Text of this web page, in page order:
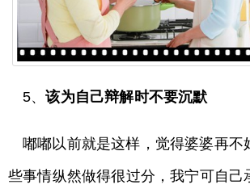
5、该为自己辩解时不要沉默
嘟嘟以前就是这样，觉得婆婆再不
些事情纵然做得很过分，我宁可自己